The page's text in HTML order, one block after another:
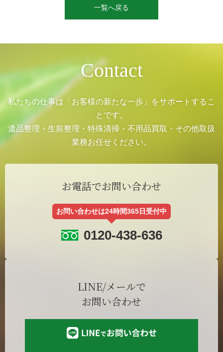
一覧へ戻る
Contact
私たちの仕事は「お客様の新たな一歩」をサポートするこ
とです。
遺品整理・生前整理・特殊清掃・不用品買取・その他取扱
業務お任せください。
お電話でお問い合わせ
お問い合わせは24時間365日受付中
0120-438-636
LINE/メールで
お問い合わせ